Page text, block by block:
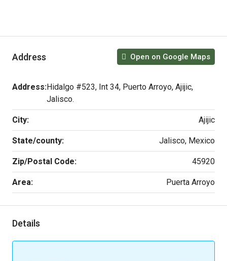
Address Open on Google Maps
Address:Hidalgo #523, Int 34, Puerto Arroyo, Ajijic,
Jalisco.
City: Ajijic
State/county: Jalisco, Mexico
Zip/Postal Code: 45920
Area: Puerta Arroyo
Details